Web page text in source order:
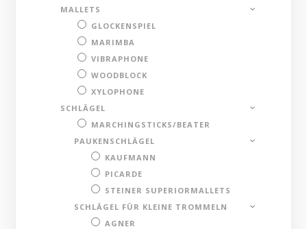
MALLETS
GLOCKENSPIEL
MARIMBA
VIBRAPHONE
WOODBLOCK
XYLOPHONE
SCHLÄGEL
MARCHINGSTICKS/BEATER
PAUKENSCHLÄGEL
KAUFMANN
PICARDE
STEINER SUPERIORMALLETS
SCHLÄGEL FÜR KLEINE TROMMELN
AGNER